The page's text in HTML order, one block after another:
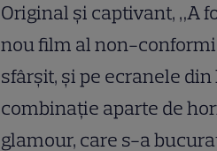
Original și captivant, „A
nou film al non-
sfârșit, și pe ecranele
combinație aparte de
glamour, care s-a